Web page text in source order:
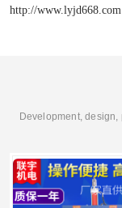
http://www.lyjd668.com
Development,